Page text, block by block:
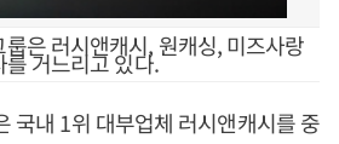
은 러시앤캐시, 원캐싱, 미즈사랑
거느리고 있다.
국내 1위 대부업체 러시앤캐시를 중